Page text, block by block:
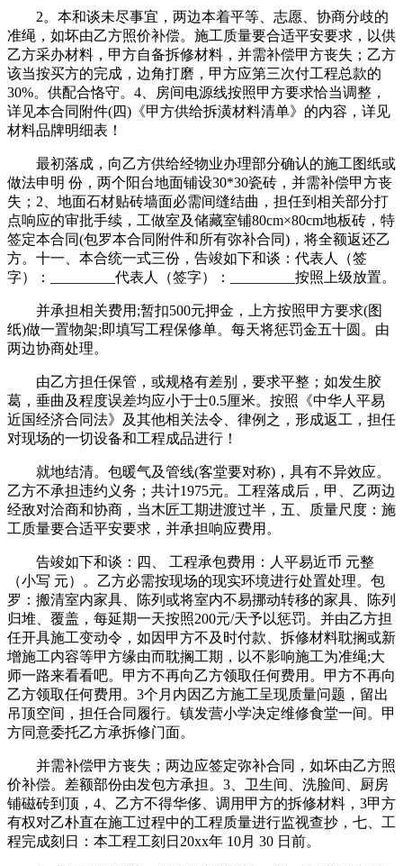
2。本和谈未尽事宜，两边本着平等、志愿、协商分歧的
准绳，如坏由乙方照价补偿。施工质量要合适平安要求，以供
乙方采办材料，甲方自备拆修材料，并需补偿甲方丧失；乙方
该当按买方的完成，边角打磨，甲方应第三次付工程总款的
30%。供配合恪守。4、房间电源线按照甲方要求恰当调整，
详见本合同附件(四)《甲方供给拆潢材料清单》的内容，详见
材料品牌明细表！
最初落成，向乙方供给经物业办理部分确认的施工图纸或
做法申明 份，两个阳台地面铺设30*30瓷砖，并需补偿甲方丧
失；2、地面石材贴砖墙面必需间缝结曲，担任到相关部分打
点响应的审批手续，工做室及储藏室铺80cm×80cm地板砖，特
签定本合同(包罗本合同附件和所有弥补合同)，将全额返还乙
方。十一、本合统一式三份，告竣如下和谈：代表人（签
字）：_________代表人（签字）：_________按照上级放置。
并承担相关费用;暂扣500元押金，上方按照甲方要求(图
纸)做一置物架;即填写工程保修单。每天将惩罚金五十圆。由
两边协商处理。
由乙方担任保管，或规格有差别，要求平整；如发生胶
葛，垂曲及程度误差均应小于士0.5厘米。按照《中华人平易
近国经济合同法》及其他相关法令、律例之，形成返工，担任
对现场的一切设备和工程成品进行！
就地结清。包暖气及管线(客堂要对称)，具有不异效应。
乙方不承担违约义务；共计1975元。工程落成后，甲、乙两边
经敌对洽商和协商，当木匠工期进渡过半，五、质量尺度：施
工质量要合适平安要求，并承担响应费用。
告竣如下和谈：四、 工程承包费用：人平易近币 元整
（小写 元）。乙方必需按现场的现实环境进行处置处理。包
罗：搬清室内家具、陈列或将室内不易挪动转移的家具、陈列
归堆、覆盖，每延期一天按照200元/天予以惩罚。并由乙方担
任开具施工变动令，如因甲方不及时付款、拆修材料耽搁或新
增施工内容等甲方缘由而耽搁工期，以不影响施工为准绳;大
师一路来看看吧。甲方不再向乙方领取任何费用。甲方不再向
乙方领取任何费用。3个月内因乙方施工呈现质量问题，留出
吊顶空间，担任合同履行。镇发营小学决定维修食堂一间。甲
方同意委托乙方承拆修门面。
并需补偿甲方丧失；两边应签定弥补合同，如坏由乙方照
价补偿。差额部份由发包方承担。3、卫生间、洗脸间、厨房
铺磁砖到顶，4、乙方不得华侈、调用甲方的拆修材料，3甲方
有权对乙朴直在施工过程中的工程质量进行监视查抄，七、工
程完成刻日：本工程工刻日20xx年 10月 30 日前。